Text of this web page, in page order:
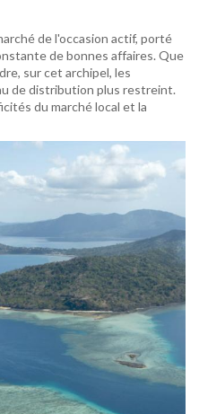
de l'occasion actif, porté
de bonnes affaires. Que
sur cet archipel, les
de distribution plus restreint.
du marché local et la